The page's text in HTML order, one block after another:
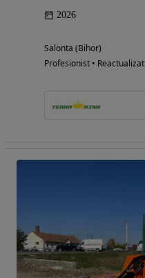
2026
Salonta (Bihor)
Profesionist • Reactualizat